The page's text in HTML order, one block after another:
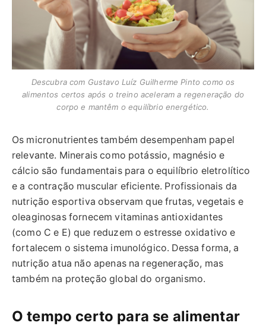
Descubra com Gustavo Luíz Guilherme Pinto como os
alimentos certos após o treino aceleram a regeneração do
corpo e mantêm o equilíbrio energético.
Os micronutrientes também desempenham papel
relevante. Minerais como potássio, magnésio e
cálcio são fundamentais para o equilíbrio eletrolítico
e a contração muscular eficiente. Profissionais da
nutrição esportiva observam que frutas, vegetais e
oleaginosas fornecem vitaminas antioxidantes
(como C e E) que reduzem o estresse oxidativo e
fortalecem o sistema imunológico. Dessa forma, a
nutrição atua não apenas na regeneração, mas
também na proteção global do organismo.
O tempo certo para se alimentar